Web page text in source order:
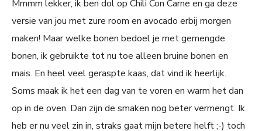
Mmmm lekker, ik ben dol op Chili Con Carne en ga deze
versie van jou met zure room en avocado erbij morgen
maken! Maar welke bonen bedoel je met gemengde
bonen, ik gebruikte tot nu toe alleen bruine bonen en
mais. En heel veel geraspte kaas, dat vind ik heerlijk.
Soms maak ik het een dag van te voren en warm het dan
op in de oven. Dan zijn de smaken nog beter vermengt. Ik
heb er nu veel zin in, straks gaat mijn betere helft ;-) toch